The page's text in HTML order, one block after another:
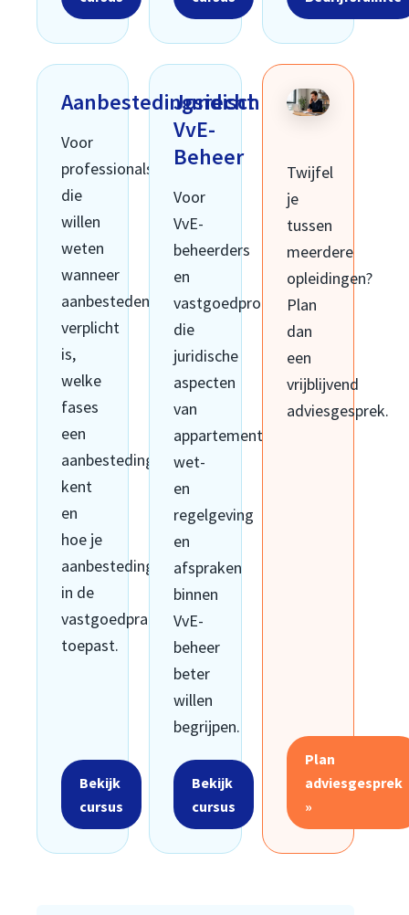
Aanbestedingsrecht
Voor
professionals
die
willen
weten
wanneer
aanbesteden
verplicht
is,
welke
fases
een
aanbesteding
kent
en
hoe je
aanbestedingsregels
in de
vastgoedpraktijk
toepast.
Bekijk
cursus
Juridisch
VvE-
Beheer
Voor
VvE-
beheerders
en
vastgoedprofessionals
die
juridische
aspecten
van
appartementsrecht,
wet-
en
regelgeving
en
afspraken
binnen
VvE-
beheer
beter
willen
begrijpen.
Bekijk
cursus
Twijfel
je
tussen
meerdere
opleidingen?
Plan
dan
een
vrijblijvend
adviesgesprek.
Plan
adviesgesprek
»